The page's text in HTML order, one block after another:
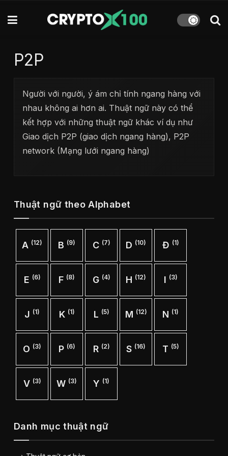
P2P
Người với người, ý ám chỉ tính ngang hàng với
nhau không ai hơn ai. Thuật ngữ này có thể
kết hợp với những thuật ngữ khác ví dụ như
Giao dịch P2P (giao dịch ngang hàng), P2P
network (Mạng lưới ngang hàng)
Thuật ngữ theo Alphabet
A (12) B (9) C (7) D (10) Đ (1)
E (6) F (8) G (4) H (12) I (3)
J (1) K (1) L (5) M (12) N (1)
O (3) P (6) R (2) S (16) T (5)
V (3) W (3) Y (1)
Danh mục thuật ngữ